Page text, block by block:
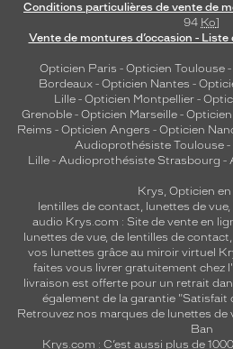
Conditions particulières de vente de
94 Ko]
Vente de montures d’occasion -
Opticien Paris - Opticien Toulouse-
Bordeaux- Opticien Nantes -
Lille - Opticien Montpellier -
Grenoble - Opticien Marseille -
Reims - Opticien Angers - Opticien
Audioprothésiste Toulouse-
Lille- Audioprothésiste Strasbourg -
Krys, Opticien en
lentilles de contact, lunettes de vue,
audio Krys.com : Site de vente en
lunettes de vue, de lentilles de contact
vos lunettes grâce au miroir virtuel
faites vous livrer gratuitement chez
livraison est offerte pour un retrait
également de la garantie "Satisfait
Retrouvez nos marques de lunettes de
Ban
Krys.com : C’est aussi plus de